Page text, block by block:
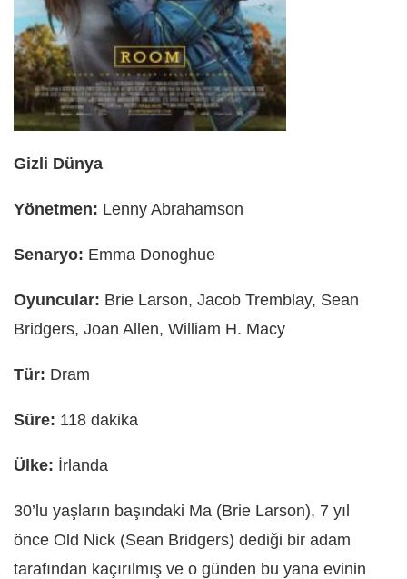
Gizli Dünya
Yönetmen: Lenny Abrahamson
Senaryo: Emma Donoghue
Oyuncular: Brie Larson, Jacob Tremblay, Sean
Bridgers, Joan Allen, William H. Macy
Tür: Dram
Süre: 118 dakika
Ülke: İrlanda
30’lu yaşların başındaki Ma (Brie Larson), 7 yıl
önce Old Nick (Sean Bridgers) dediği bir adam
tarafından kaçırılmış ve o günden bu yana evinin